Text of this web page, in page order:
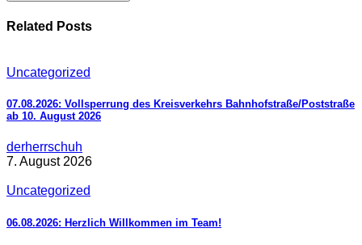
Related Posts
Uncategorized
07.08.2026: Vollsperrung des Kreisverkehrs Bahnhofstraße/Poststraße
ab 10. August 2026
derherrschuh
7. August 2026
Uncategorized
06.08.2026: Herzlich Willkommen im Team!